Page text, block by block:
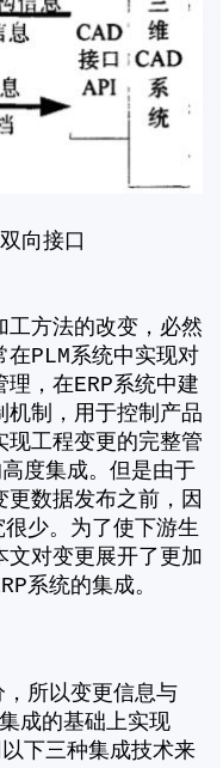
向接口
工方法的改变，必然
PLM系统中实现对
，在ERP系统中建
机制，用于控制产品
现工程变更的完整管
度集成。但是由于
更数据发布之前，因
少。为了使下游生
文对变更展开了更加
系统的集成。
所以变更信息与
成的基础上实现
下三种集成技术来